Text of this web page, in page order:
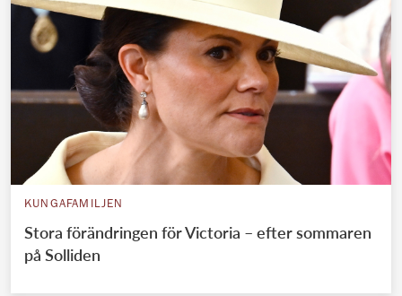
KUNGAFAMILJEN
Stora förändringen för Victoria – efter sommaren
på Solliden